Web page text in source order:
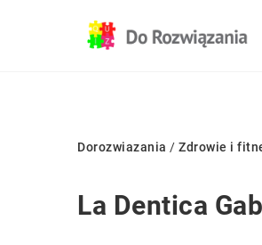
Dorozwiazania / Zdrowie i
La Dentica